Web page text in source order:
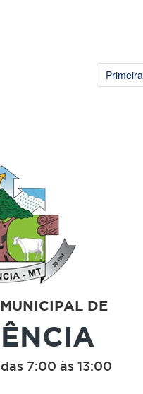
Primeira
DE
7:00 às 13:00